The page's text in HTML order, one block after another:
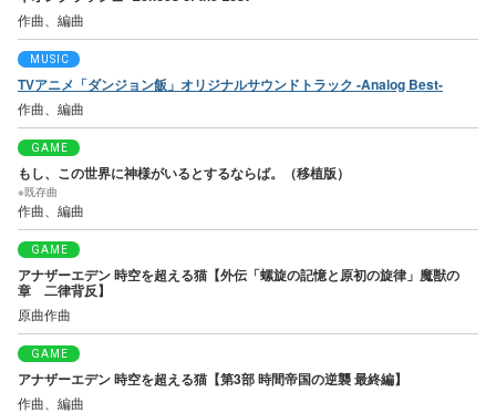
作曲、編曲
MUSIC
TVアニメ「ダンジョン飯」オリジナルサウンドトラック -Analog Best-
作曲、編曲
GAME
もし、この世界に神様がいるとするならば。（移植版）
※既存曲
作曲、編曲
GAME
アナザーエデン 時空を超える猫【外伝「螺旋の記憶と原初の旋律」魔獣の
章 二律背反】
原曲作曲
GAME
アナザーエデン 時空を超える猫【第3部 時間帝国の逆襲 最終編】
作曲、編曲